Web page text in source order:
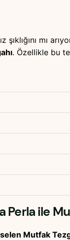
şıklığını mı
. Özellikle bu
Perla ile
Mutfak